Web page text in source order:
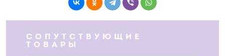
СОПУТСТВУЮЩИЕ
ТОВАРЫ